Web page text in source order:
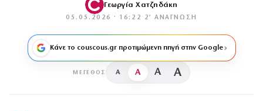
Γεωργία Χατζηδάκη
05.05.2026 · 16:22 · 2′ ΑΝΆΓΝΩΣΗ
Κάνε το couscous.gr προτιμώμενη πηγή στην Google
ΜΈΓΕΘΟΣ A A A A